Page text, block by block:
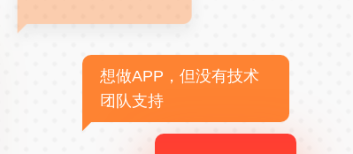
想做APP，但没有技术
团队支持